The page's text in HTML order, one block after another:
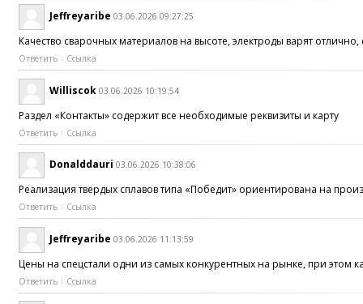
Jeffreyaribe 03.06.2026 09:27:25
Качество сварочных материалов на высоте, электроды варят
Ответить Ссылка
Williscok 03.06.2026 10:19:54
Раздел «Контакты» содержит все необходимые реквизиты и карту
Ответить Ссылка
Donalddauri 03.06.2026 10:38:06
Реализация твердых сплавов типа «Победит» ориентирована на
Ответить Ссылка
Jeffreyaribe 03.06.2026 11:13:59
Цены на спецстали одни из самых конкурентных на рынке, при этом
Ответить Ссылка